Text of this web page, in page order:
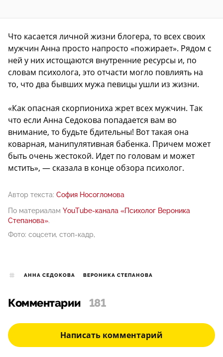
Что касается личной жизни блогера, то всех своих
мужчин Анна просто напросто «пожирает». Рядом с
ней у них истощаются внутренние ресурсы и, по
словам психолога, это отчасти могло повлиять на
то, что два бывших мужа певицы ушли из жизни.
«Как опасная скорпиониха жрет всех мужчин. Так
что если Анна Седокова попадается вам во
внимание, то будьте бдительны! Вот такая она
коварная, манипулятивная бабенка. Причем может
быть очень жестокой. Идет по головам и может
мстить», — сказала в конце обзора психолог.
Автор текста: София Носогломова
По материалам YouTube-канала «Психолог Вероника
Степанова».
Фото: соцсети, стоп-кадр,
АННА СЕДОКОВА ВЕРОНИКА СТЕПАНОВА
Комментарии 181
Написать комментарий